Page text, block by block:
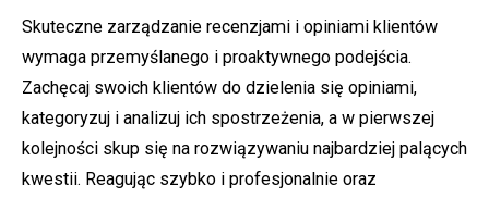
Skuteczne zarządzanie recenzjami i opiniami klientów
wymaga przemyślanego i proaktywnego podejścia.
Zachęcaj swoich klientów do dzielenia się opiniami,
kategoryzuj i analizuj ich spostrzeżenia, a w pierwszej
kolejności skup się na rozwiązywaniu najbardziej palących
kwestii. Reagując szybko i profesjonalnie oraz